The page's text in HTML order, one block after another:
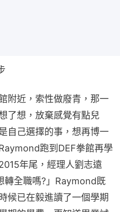
附近，索性做廢青，那一
了想，放棄感覺有點兒
自己選擇的事，想再博一
跑到DEF拳館再學
年尾，經理人劉志遠
轉全職嗎?」Raymond既
候已在毅進讀了一個學期